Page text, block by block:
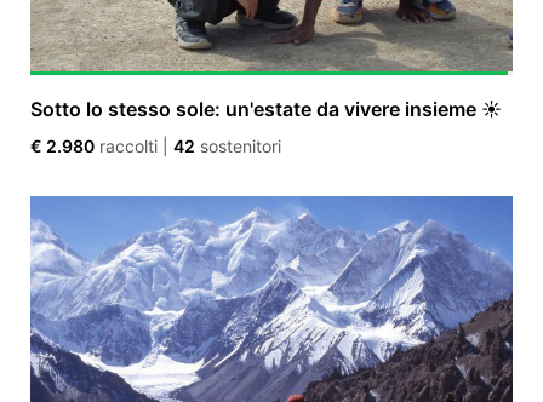
Sotto lo stesso sole: un'estate da vivere insieme ☀️
€ 2.980 raccolti 42 sostenitori